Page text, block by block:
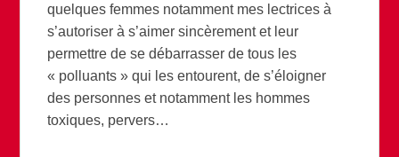
quelques femmes notamment mes lectrices à
s’autoriser à s’aimer sincèrement et leur
permettre de se débarrasser de tous les
« polluants » qui les entourent, de s’éloigner
des personnes et notamment les hommes
toxiques, pervers…